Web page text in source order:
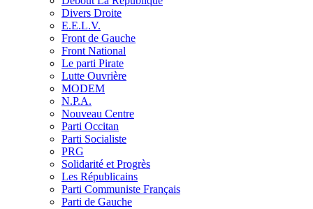
Divers Droite
E.E.L.V.
Front de Gauche
Front National
Le parti Pirate
Lutte Ouvrière
MODEM
N.P.A.
Nouveau Centre
Parti Occitan
Parti Socialiste
PRG
Solidarité et Progrès
Les Républicains
Parti Communiste Français
Parti de Gauche